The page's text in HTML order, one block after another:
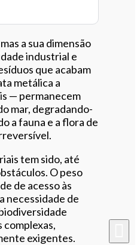
a sua dimensão
industrial e
que acabam
metálica a
— permanecem
mar, degradando-
a fauna e a flora de
tem sido, até
O peso
de acesso às
necessidade de
exigentes.